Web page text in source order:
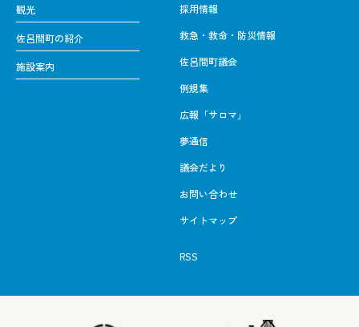
観光
佐呂間町の紹介
施設案内
採用情報
救急・救命・防災情報
佐呂間町議会
例規集
広報「サロマ」
夢通信
議会だより
お問い合わせ
サイトマップ
RSS